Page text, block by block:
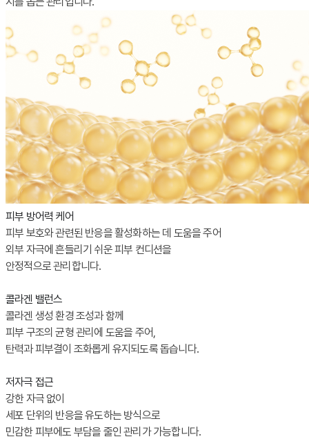
피부 방어력 케어
피부 보호와 관련된 반응을 활성화하는 데 도움을 주어
외부 자극에 흔들리기 쉬운 피부 컨디션을
안정적으로 관리합니다.
콜라겐 밸런스
콜라겐 생성 환경 조성과 함께
피부 구조의 균형 관리에 도움을 주어,
탄력과 피부결이 조화롭게 유지되도록 돕습니다.
저자극 접근
강한 자극 없이
세포 단위의 반응을 유도하는 방식으로
민감한 피부에도 부담을 줄인 관리가 가능합니다.